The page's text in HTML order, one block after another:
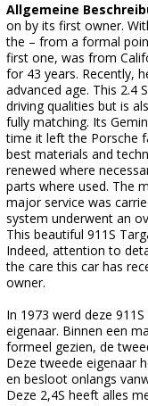
Allgemeine
on by its first owner.
the – from a formal
first one, was from
for 43 years. Recently,
advanced age. This 2.4
driving qualities but is
fully matching. Its
time it left the Porsche
best materials and
renewed where
parts where used. The
major service was
system underwent an
This beautiful 911S
Indeed, attention to
the care this car has
owner.
In 1973 werd deze
eigenaar. Binnen een
formeel gezien, de
Deze tweede eigenaar
en besloot onlangs
Deze 2,4S heeft alles